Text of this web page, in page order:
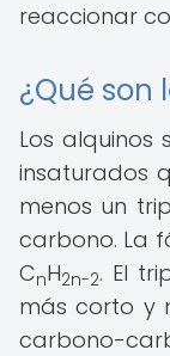
reaccionar
¿Qué son
Los alquinos
insaturados
menos un
carbono. La
CnH2n-2. El
más corto y
carbono-